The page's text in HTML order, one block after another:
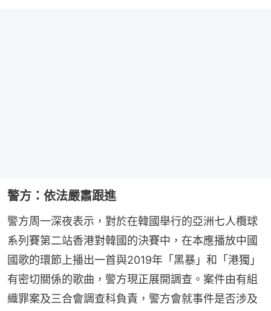
警方：依法嚴肅跟進
警方周一深夜表示，對於在韓國舉行的亞洲七人欖球
系列賽第二站香港對韓國的決賽中，在本應播放中國
國歌的環節上播出一首與2019年「黑暴」和「港獨」
有密切關係的歌曲，警方現正展開調查。案件由有組
織罪案及三合會調查科負責，警方會就事件是否涉及